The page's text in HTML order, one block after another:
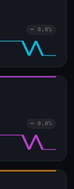
━ 0.0%
━ 0.0%